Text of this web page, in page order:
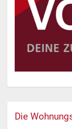
Die